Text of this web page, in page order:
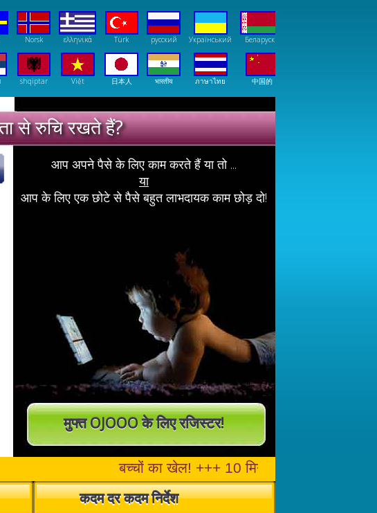
Norsk ελληνικά Türk русский Український Беларускія
shqiptar Việt 日本人 भारतीय ภาษาไทย 中国的
से रुचि रखते हैं?
आप अपने पैसे के लिए काम करते हैं या तो ...
या
आप के लिए एक छोटे से पैसे बहुत लाभदायक काम छोड़ दो!
मुफ्त OJOOO के लिए रजिस्टर!
कदम दर कदम निर्देश